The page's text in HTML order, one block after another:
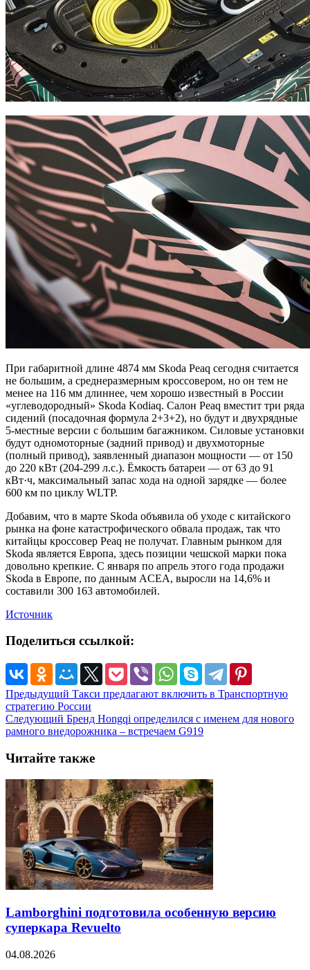
При габаритной длине 4874 мм Skoda Peaq сегодня считается
не большим, а среднеразмерным кроссовером, но он тем не
менее на 116 мм длиннее, чем хорошо известный в России
«углеводородный» Skoda Kodiaq. Салон Peaq вместит три ряда
сидений (посадочная формула 2+3+2), но будут и двухрядные
5-местные версии с большим багажником. Силовые установки
будут одномоторные (задний привод) и двухмоторные
(полный привод), заявленный диапазон мощности — от 150
до 220 кВт (204-299 л.с.). Ёмкость батареи — от 63 до 91
кВт·ч, максимальный запас хода на одной зарядке — более
600 км по циклу WLTP.
Добавим, что в марте Skoda объявила об уходе с китайского
рынка на фоне катастрофического обвала продаж, так что
китайцы кроссовер Peaq не получат. Главным рынком для
Skoda является Европа, здесь позиции чешской марки пока
довольно крепкие. С января по апрель этого года продажи
Skoda в Европе, по данным ACEA, выросли на 14,6% и
составили 300 163 автомобилей.
Источник
Поделиться ссылкой:
Предыдущий Такси предлагают включить в Транспортную
стратегию России
Следующий Бренд Hongqi определился с именем для нового
рамного внедорожника – встречаем G919
Читайте также
Lamborghini подготовила особенную версию
суперкара Revuelto
04.08.2026